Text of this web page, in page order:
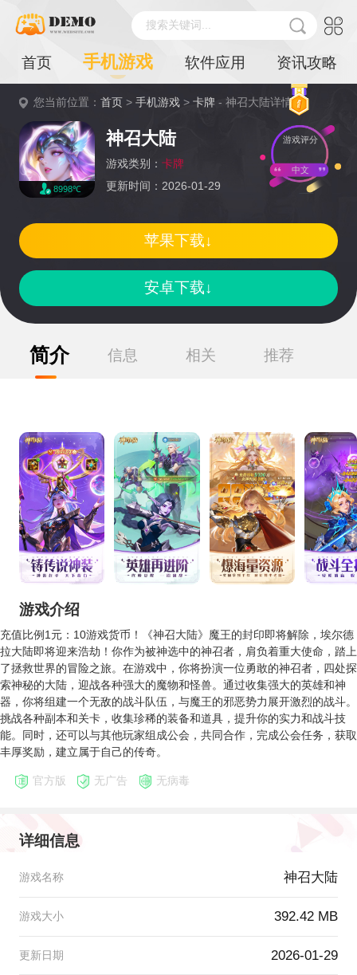
搜索关键词...
首页 手机游戏 软件应用 资讯攻略
您当前位置：首页 >手机游戏 >卡牌 - 神召大陆详情
8998℃
神召大陆
游戏类别： 卡牌
更新时间：2026-01-29
游戏评分
中文
安卓下载↓
苹果下载↓
简介 信息 相关 推荐
游戏介绍
充值比例1元：10游戏货币！《神召大陆》魔王的封印即将解除，埃尔德
拉大陆即将迎来浩劫！你作为被神选中的神召者，肩负着重大使命，踏上
了拯救世界的冒险之旅。在游戏中，你将扮演一位勇敢的神召者，四处探
索神秘的大陆，迎战各种强大的魔物和怪兽。通过收集强大的英雄和神
器，你将组建一个无敌的战斗队伍，与魔王的邪恶势力展开激烈的战斗。
挑战各种副本和关卡，收集珍稀的装备和道具，提升你的实力和战斗技
能。同时，还可以与其他玩家组成公会，共同合作，完成公会任务，获取
丰厚奖励，建立属于自己的传奇。
官方版 无广告 无病毒
详细信息
游戏名称 神召大陆
游戏大小 392.42 MB
更新日期 2026-01-29